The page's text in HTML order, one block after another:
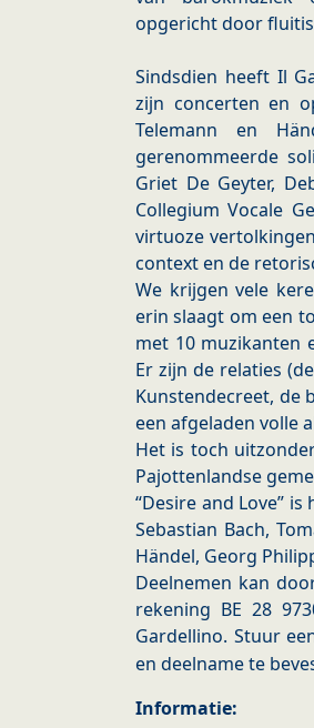
opgericht door
Sindsdien heeft Il
zijn concerten en
Telemann en
gerenommeerde
Griet De Geyter,
Collegium Vocale
virtuoze
context en de
We krijgen vele
erin slaagt om een
met 10 muzikanten
Er zijn de relaties
Kunstendecreet, de
een afgeladen volle
Het is toch
Pajottenlandse
“Desire and Love”
Sebastian Bach,
Händel, Georg
Deelnemen kan
rekening BE 28
Gardellino. Stuur
en deelname te
Informatie: